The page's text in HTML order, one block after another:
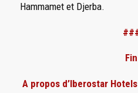
Hammamet et Djerba.
Fin
A propos d’Iberostar